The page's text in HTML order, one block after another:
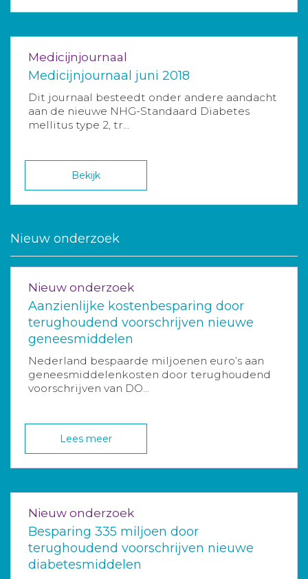
Medicijnjournaal
Medicijnjournaal juni 2018
Dit journaal besteedt onder andere aandacht
aan de nieuwe NHG-Standaard Diabetes
mellitus type 2, tr...
Bekijk
Nieuw onderzoek
Nieuw onderzoek
Aanzienlijke kostenbesparing door
terughoudend voorschrijven nieuwe
geneesmiddelen
Nederland bespaarde miljoenen euro’s aan
geneesmiddelenkosten door terughoudend
voorschrijven van DO...
Lees meer
Nieuw onderzoek
Besparing 335 miljoen door
terughoudend voorschrijven nieuwe
diabetesmiddelen